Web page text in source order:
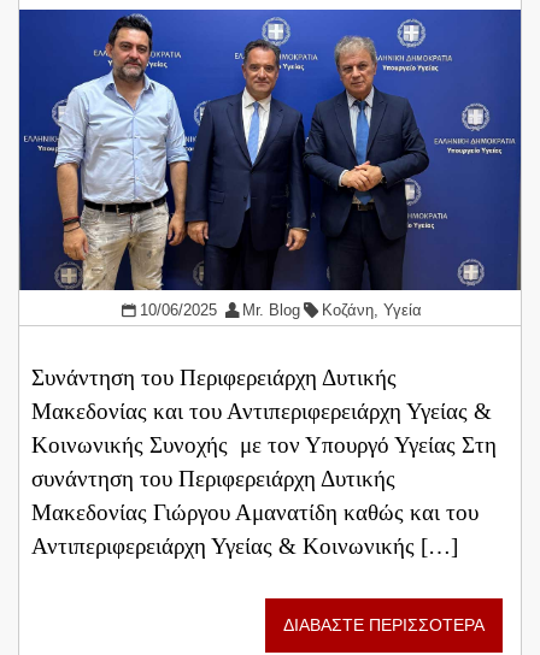
10/06/2025 Mr. Blog Κοζάνη ,Υγεία
Συνάντηση του Περιφερειάρχη Δυτικής
Μακεδονίας και του Αντιπεριφερειάρχη Υγείας &
Κοινωνικής Συνοχής με τον Υπουργό Υγείας Στη
συνάντηση του Περιφερειάρχη Δυτικής
Μακεδονίας Γιώργου Αμανατίδη καθώς και του
Αντιπεριφερειάρχη Υγείας & Κοινωνικής […]
ΔΙΑΒΑΣΤΕ ΠΕΡΙΣΣΟΤΕΡΑ